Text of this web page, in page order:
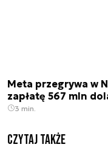
Meta przegrywa w
zapłatę 567 mln
3 min.
Czytaj także